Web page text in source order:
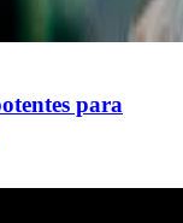
para